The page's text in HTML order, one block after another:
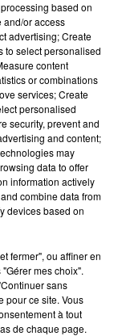
20h38
20h38
OGAZUMU
Les Yeux De Laura -
Single
du refus du
Si vous
votre accord
based on
and/or access
advertising; Create
to select personalised
content
or combinations
services; Create
personalised
security, prevent and
and content;
may
data to offer
information actively
combine data from
devices based on
fermer", ou affiner en
mes choix".
sans
pour ce site. Vous
à tout
de chaque page.